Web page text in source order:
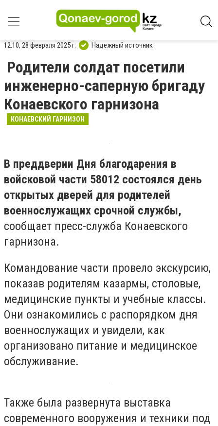
12:10, 28 февраля 2025 г. Надежный источник
Родители солдат посетили
инженерно-саперную бригаду
Конаевского гарнизона
КОНАЕВСКИЙ ГАРНИЗОН
В преддверии Дня благодарения в
войсковой части 58012 состоялся день
открытых дверей для родителей
военнослужащих срочной службы,
сообщает пресс-служба Конаевского
гарнизона.
Командование части провело экскурсию,
показав родителям казармы, столовые,
медицинские пункты и учебные классы.
Они ознакомились с распорядком дня
военнослужащих и увидели, как
организовано питание и медицинское
обслуживание.
Также была развернута выставка
современного вооружения и техники под